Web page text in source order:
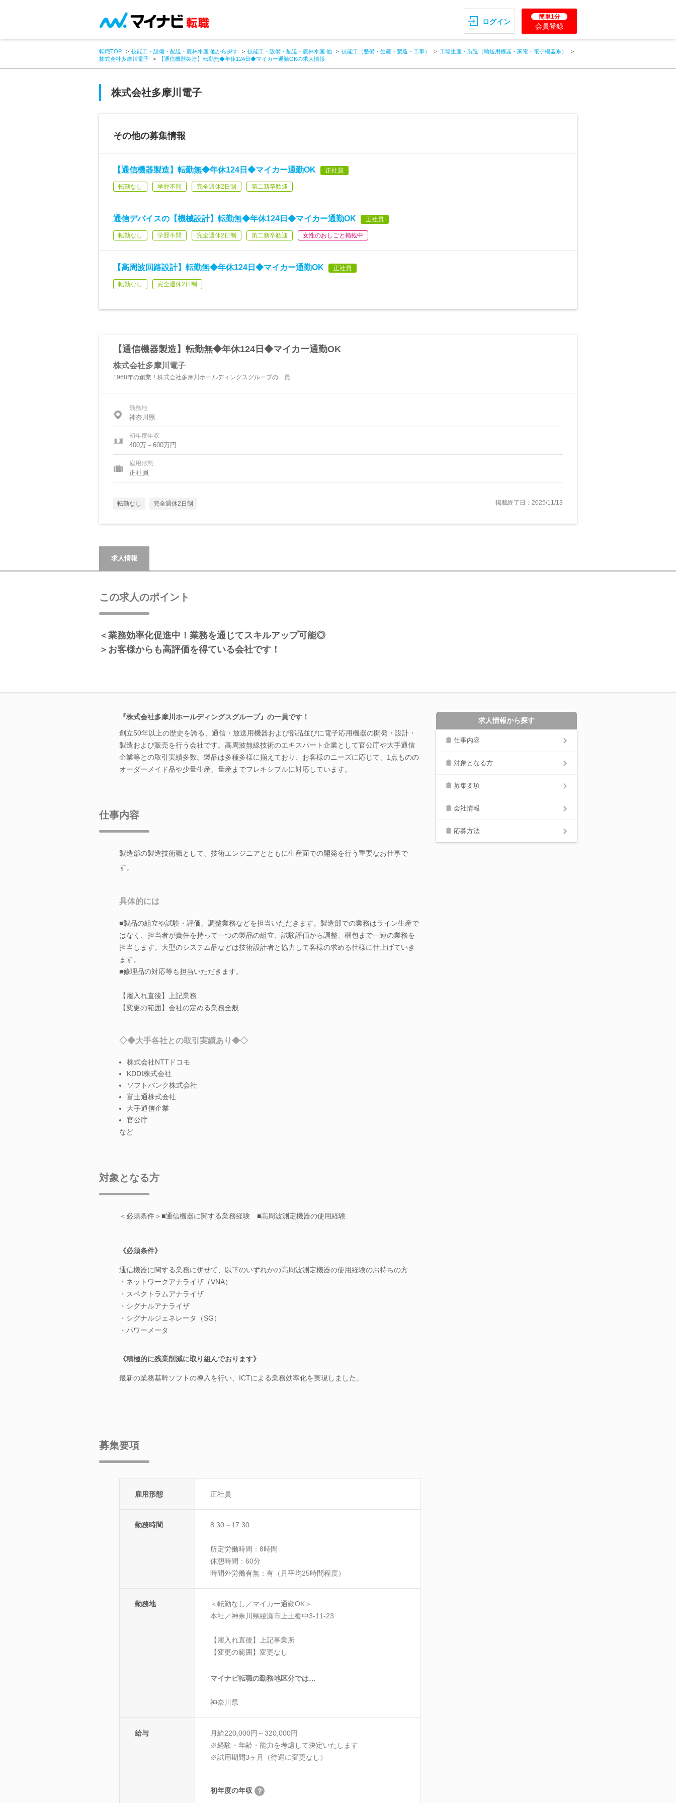
ログイン
簡単1分
会員登録
転職TOP 技能工・設備・配送・農林水産 他から探す 技能工・設備・配送・農林水産 他 技能工（整備・生産・製造・工事）
工場生産・製造（輸送用機器・家電・電子機器系）
株式会社多摩川電子
【通信機器製造】転勤無◆年休124日◆マイカー通勤OKの求人情報
株式会社多摩川電子
その他の募集情報
【通信機器製造】転勤無◆年休124日◆マイカー通勤OK 正社員
転勤なし 学歴不問 完全週休2日制 第二新卒歓迎
通信デバイスの【機械設計】転勤無◆年休124日◆マイカー通勤OK 正社員
転勤なし 学歴不問 完全週休2日制 第二新卒歓迎 女性のおしごと掲載中
【高周波回路設計】転勤無◆年休124日◆マイカー通勤OK 正社員
転勤なし 完全週休2日制
【通信機器製造】転勤無◆年休124日◆マイカー通勤OK
株式会社多摩川電子
1968年の創業！株式会社多摩川ホールディングスグループの一員
勤務地
神奈川県
初年度年収
400万～600万円
雇用形態
正社員
転勤なし 完全週休2日制 掲載終了日：2025/11/13
求人情報
この求人のポイント
＜業務効率化促進中！業務を通じてスキルアップ可能◎
＞お客様からも高評価を得ている会社です！
『株式会社多摩川ホールディングスグループ』の一員です！
創立50年以上の歴史を誇る、通信・放送用機器および部品並びに電子応用機器の開発・設計・
製造および販売を行う会社です。高周波無線技術のエキスパート企業として官公庁や大手通信
企業等との取引実績多数。製品は多種多様に揃えており、お客様のニーズに応じて、1点ものの
オーダーメイド品や少量生産、量産までフレキシブルに対応しています。
仕事内容
製造部の製造技術職として、技術エンジニアとともに生産面での開発を行う重要なお仕事で
す。
具体的には
■製品の組立や試験・評価、調整業務などを担当いただきます。製造部での業務はライン生産で
はなく、担当者が責任を持って一つの製品の組立、試験評価から調整、梱包まで一連の業務を
担当します。大型のシステム品などは技術設計者と協力して客様の求める仕様に仕上げていき
ます。
■修理品の対応等も担当いただきます。
【雇入れ直後】上記業務
【変更の範囲】会社の定める業務全般
◇◆大手各社との取引実績あり◆◇
株式会社NTTドコモ
KDDI株式会社
ソフトバンク株式会社
富士通株式会社
大手通信企業
官公庁
など
対象となる方
＜必須条件＞■通信機器に関する業務経験 ■高周波測定機器の使用経験
《必須条件》
通信機器に関する業務に併せて、以下のいずれかの高周波測定機器の使用経験のお持ちの方
・ネットワークアナライザ（VNA）
・スペクトラムアナライザ
・シグナルアナライザ
・シグナルジェネレータ（SG）
・パワーメータ
《積極的に残業削減に取り組んでおります》
最新の業務基幹ソフトの導入を行い、ICTによる業務効率化を実現しました。
募集要項
雇用形態 正社員
勤務時間 8:30～17:30
所定労働時間：8時間
休憩時間：60分
時間外労働有無：有（月平均25時間程度）
勤務地
＜転勤なし／マイカー通勤OK＞
本社／神奈川県綾瀬市上土棚中3-11-23
【雇入れ直後】上記事業所
【変更の範囲】変更なし
マイナビ転職の勤務地区分では…
神奈川県
給与
月給220,000円～320,000円
※経験・年齢・能力を考慮して決定いたします
※試用期間3ヶ月（待遇に変更なし）
初年度の年収
求人情報から探す
仕事内容
対象となる方
募集要項
会社情報
応募方法